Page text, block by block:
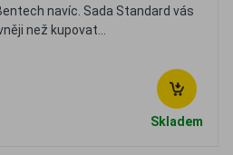
navíc. Sada Standard vás
než kupovat...
Skladem